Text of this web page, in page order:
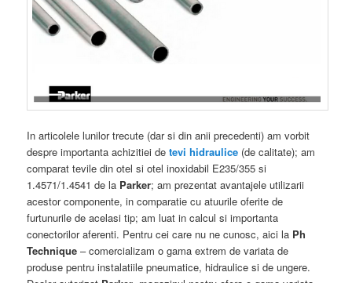
In articolele lunilor trecute (dar si din anii precedenti) am vorbit
despre importanta achizitiei de tevi hidraulice (de calitate); am
comparat tevile din otel si otel inoxidabil E235/355 si
1.4571/1.4541 de la Parker; am prezentat avantajele utilizarii
acestor componente, in comparatie cu atuurile oferite de
furtunurile de acelasi tip; am luat in calcul si importanta
conectorilor aferenti. Pentru cei care nu ne cunosc, aici la Ph
Technique – comercializam o gama extrem de variata de
produse pentru instalatiile pneumatice, hidraulice si de ungere.